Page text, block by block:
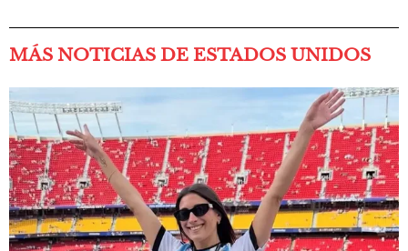
MÁS NOTICIAS DE ESTADOS UNIDOS